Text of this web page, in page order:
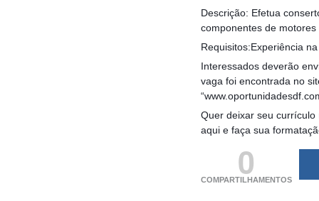
Descrição: Efetua
componentes de
Requisitos:Experiência
Interessados deverão
vaga foi encontrada no
Quer deixar seu
aqui e faça sua
0
COMPARTILHAMENTOS